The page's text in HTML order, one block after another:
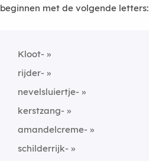
beginnen met de volgende letters:
Kloot-
rijder-
nevelsluiertje-
kerstzang-
amandelcreme-
schilderrijk-